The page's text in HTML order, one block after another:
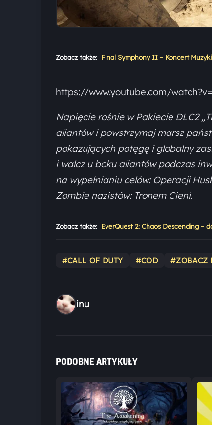
Zobacz także: Final Symphony II – Koncert
https://www.youtube.com/
Napięcie rośnie w Pakiecie DLC2
aliantów i powstrzymaj marsz
pokazujących potęgę i globalny
i walcz u boku aliantów podczas
na wypełnianiu celów: Operacji
Zombie nazistów: Tronem Cieni.
Zobacz także: EverQuest 2: Chaos Descending –
#CALL OF DUTY #COD #ZOBACZ
inu
PODOBNE ARTYKUŁY